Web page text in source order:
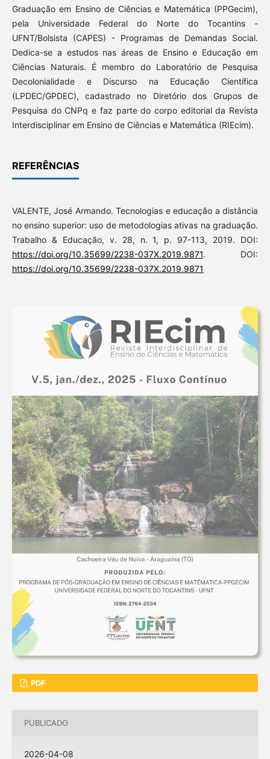
Graduação em Ensino de Ciências e Matemática (PPGecim),
pela Universidade Federal do Norte do Tocantins -
UFNT/Bolsista (CAPES) - Programas de Demandas Social.
Dedica-se a estudos nas áreas de Ensino e Educação em
Ciências Naturais. É membro do Laboratório de Pesquisa
Decolonialidade e Discurso na Educação Científica
(LPDEC/GPDEC), cadastrado no Diretório dos Grupos de
Pesquisa do CNPq e faz parte do corpo editorial da Revista
Interdisciplinar em Ensino de Ciências e Matemática (RIEcim).
REFERÊNCIAS
VALENTE, José Armando. Tecnologias e educação a distância
no ensino superior: uso de metodologias ativas na graduação.
Trabalho & Educação, v. 28, n. 1, p. 97-113, 2019. DOI:
https://doi.org/10.35699/2238-037X.2019.9871. DOI:
https://doi.org/10.35699/2238-037X.2019.9871
PDF
PUBLICADO
2026-04-08